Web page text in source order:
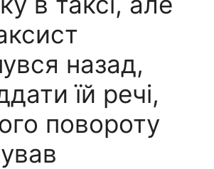
назад,
їй речі,
повороту